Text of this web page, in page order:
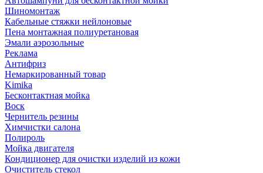
Шиномонтаж
Кабельные стяжки нейлоновые
Пена монтажная полиуретановая
Эмали аэрозольные
Реклама
Антифриз
Немаркированный товар
Kimika
Бесконтактная мойка
Воск
Чернитель резины
Химчистки салона
Полироль
Мойка двигателя
Кондиционер для очистки изделий из кожи
Очиститель стекол